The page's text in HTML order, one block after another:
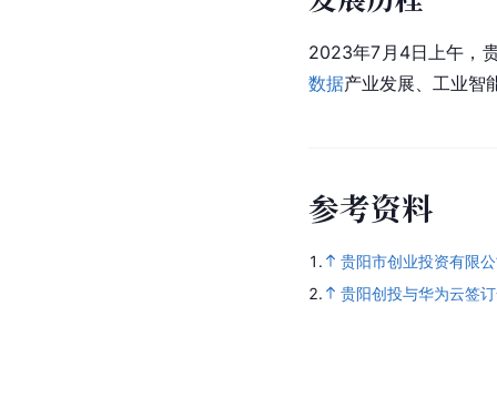
2023年7月4日上午，
数据产业发展、工业智
参考资料
1.
贵阳市创业投资有限
2.
贵阳创投与华为云签